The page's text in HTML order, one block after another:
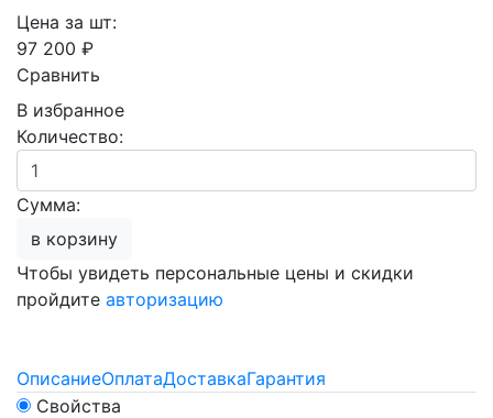
Цена за шт:
97 200 ₽
Сравнить
В избранное
Количество:
Сумма:
в корзину
Чтобы увидеть персональные цены и скидки
пройдите авторизацию
ОписаниеОплатаДоставкаГарантия
Свойства